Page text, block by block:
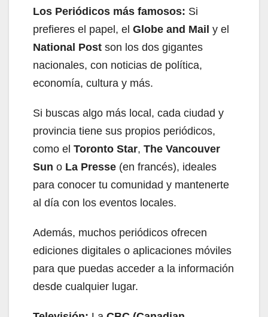
Los Periódicos más famosos: Si
prefieres el papel, el Globe and Mail y el
National Post son los dos gigantes
nacionales, con noticias de política,
economía, cultura y más.
Si buscas algo más local, cada ciudad y
provincia tiene sus propios periódicos,
como el Toronto Star, The Vancouver
Sun o La Presse (en francés), ideales
para conocer tu comunidad y mantenerte
al día con los eventos locales.
Además, muchos periódicos ofrecen
ediciones digitales o aplicaciones móviles
para que puedas acceder a la información
desde cualquier lugar.